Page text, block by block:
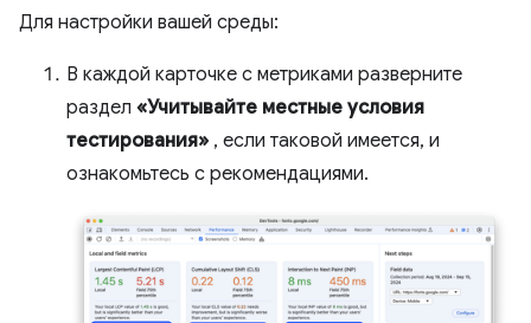
Для настройки вашей среды:
В каждой карточке с метриками разверните
раздел «Учитывайте местные условия
тестирования» , если таковой имеется, и
ознакомьтесь с рекомендациями.